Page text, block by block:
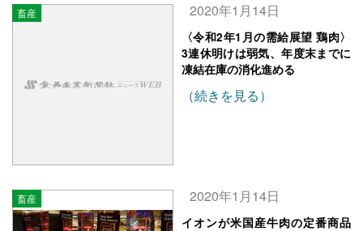
畜産 2020年1月14日
〈令和2年1月の需給展望 鶏肉〉
3連休明けは弱気、年度末までに
凍結在庫の消化進める
（続きを見る）
畜産 2020年1月14日
イオンが米国産牛肉の定番商品